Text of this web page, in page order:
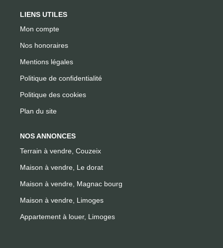
LIENS UTILES
Mon compte
Nos honoraires
Mentions légales
Politique de confidentialité
Politique des cookies
Plan du site
NOS ANNONCES
Terrain à vendre, Couzeix
Maison à vendre, Le dorat
Maison à vendre, Magnac bourg
Maison à vendre, Limoges
Appartement à louer, Limoges